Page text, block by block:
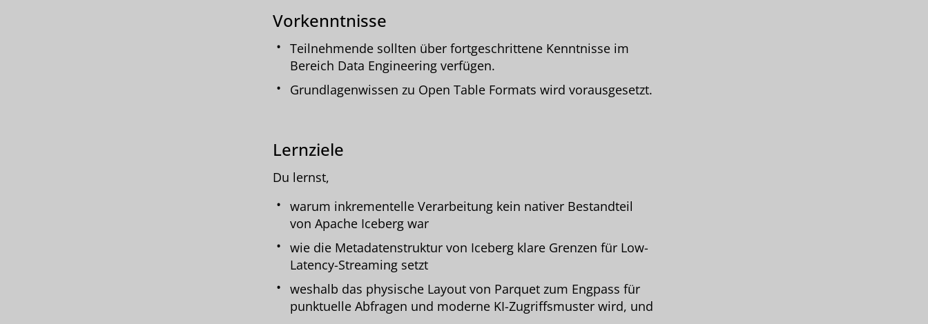
Vorkenntnisse
Teilnehmende sollten über fortgeschrittene Kenntnisse im
Bereich Data Engineering verfügen.
Grundlagenwissen zu Open Table Formats wird vorausgesetzt.
Lernziele
Du lernst,
warum inkrementelle Verarbeitung kein nativer Bestandteil
von Apache Iceberg war
wie die Metadatenstruktur von Iceberg klare Grenzen für Low-
Latency-Streaming setzt
weshalb das physische Layout von Parquet zum Engpass für
punktuelle Abfragen und moderne KI-Zugriffsmuster wird, und